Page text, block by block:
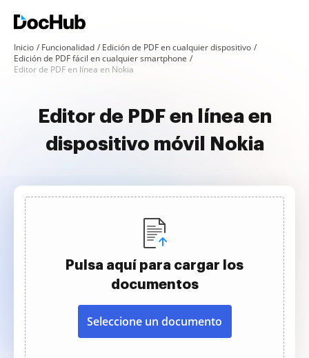
Inicio Funcionalidad
Edición de PDF en cualquier dispositivo
Edición de PDF fácil en cualquier smartphone
Editor de PDF en línea en Nokia
Editor de PDF en línea en
dispositivo móvil Nokia
Pulsa aquí para cargar los
documentos
Seleccione un documento